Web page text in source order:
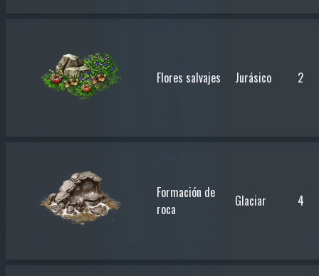
Flores salvajes Jurásico 2
Formación de
roca
Glaciar 4